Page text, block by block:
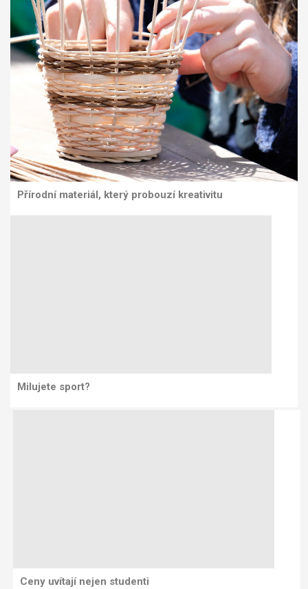
Přírodní materiál, který probouzí kreativitu
Milujete sport?
Ceny uvítají nejen studenti